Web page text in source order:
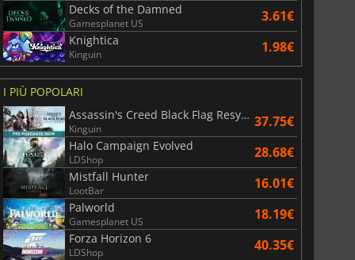
6.77€ 15.48
Decks of the Damned
Gamesplanet US 3.61€
Knightica
Kinguin 1.98€
I PIÙ POPOLARI
Assassin's Creed Black Flag Resynced
Kinguin 37.75€
Halo Campaign Evolved
LDShop 28.68€
Mistfall Hunter
LootBar 16.01€
Palworld
Gamesplanet US 18.19€
Forza Horizon 6
LDShop 40.35€